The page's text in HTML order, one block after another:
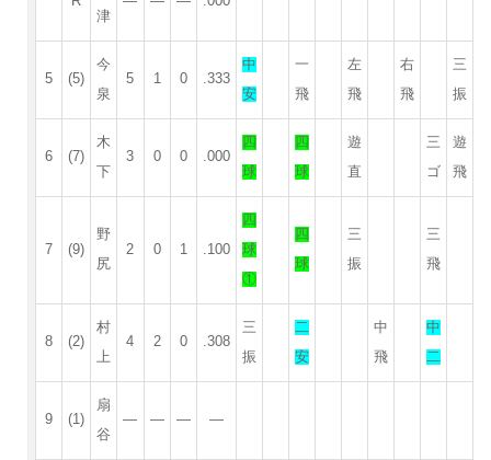
津
5 (5)
今
泉
5 1 0 .333
中
安
一
飛
左
飛
右
飛
三
振
6 (7)
木
下
3 0 0 .000
四
球
四
球
遊
直
三
ゴ
遊
飛
7 (9)
野
尻
2 0 1 .100
四
球
①
四
球
三
振
三
飛
8 (2)
村
上
4 2 0 .308
三
振
二
安
中
飛
中
二
9 (1)
扇
谷
— — — —